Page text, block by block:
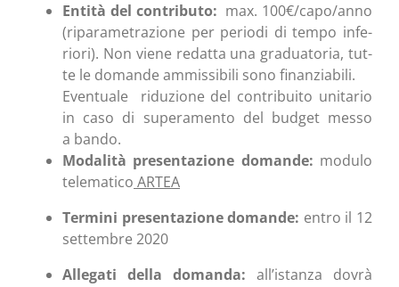
Enti­tà del con­tri­bu­to: max. 100€/capo/anno
(ripa­ra­me­tra­zio­ne per perio­di di tem­po infe­
rio­ri). Non vie­ne redat­ta una gra­dua­to­ria, tut­
te le doman­de ammis­si­bi­li sono finanziabili.
Even­tua­le ridu­zio­ne del con­tri­bui­to uni­ta­rio
in caso di supe­ra­men­to del bud­get mes­so
a bando.
Moda­li­tà pre­sen­ta­zio­ne doman­de: modu­lo
tele­ma­ti­co ARTEA
Ter­mi­ni pre­sen­ta­zio­ne doman­de: entro il 12
set­tem­bre 2020
Alle­ga­ti del­la doman­da: all’istanza dovrà